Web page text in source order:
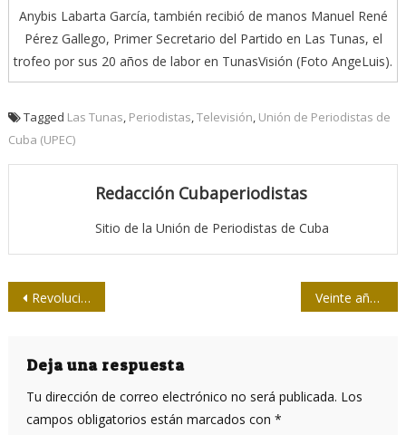
Anybis Labarta García, también recibió de manos Manuel René
Pérez Gallego, Primer Secretario del Partido en Las Tunas, el
trofeo por sus 20 años de labor en TunasVisión (Foto AngeLuis).
Tagged Las Tunas, Periodistas,Televisión, Unión de Periodistas de
Cuba (UPEC)
Redacción Cubaperiodistas
Sitio de la Unión de Periodistas de Cuba
Navegación
entradas
Revolucionarios y periodistas, homenajeados por la Upec Veinte años de la Mesa Redonda: La Revolución tiene que ser comunicada
Deja una respuesta
Tu dirección de correo electrónico no será publicada. Los
campos obligatorios están marcados con *